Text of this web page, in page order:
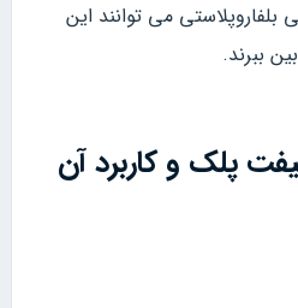
می توانند این
ببرند.
پلک و کاربرد آن